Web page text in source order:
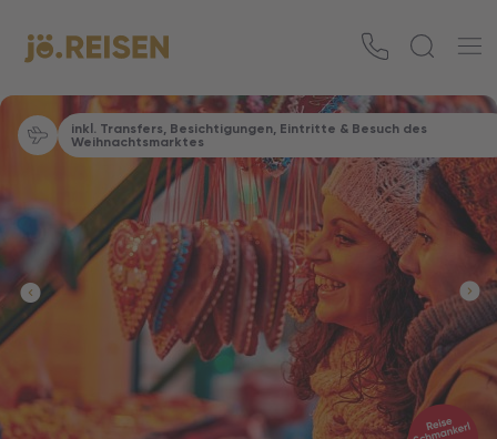
inkl. Transfers, Besichtigungen, Eintritte & Besuch des
Weihnachtsmarktes